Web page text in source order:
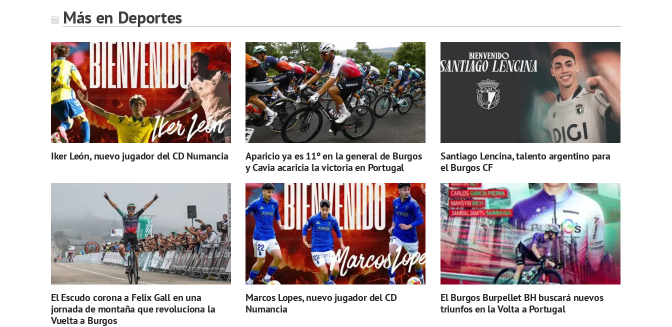
Más en Deportes
Iker León, nuevo jugador del CD Numancia
Aparicio ya es 11º en la general de Burgos
y Cavia acaricia la victoria en Portugal
Santiago Lencina, talento argentino para
el Burgos CF
El Escudo corona a Felix Gall en una
jornada de montaña que revoluciona la
Vuelta a Burgos
Marcos Lopes, nuevo jugador del CD
Numancia
El Burgos Burpellet BH buscará nuevos
triunfos en la Volta a Portugal